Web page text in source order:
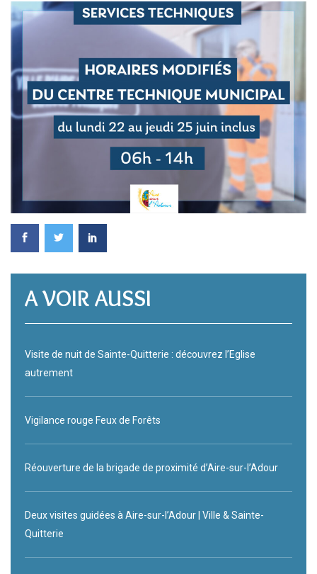
A VOIR AUSSI
Visite de nuit de Sainte-Quitterie : découvrez l’Eglise
autrement
Vigilance rouge Feux de Forêts
Réouverture de la brigade de proximité d’Aire-sur-l’Adour
Deux visites guidées à Aire-sur-l’Adour | Ville & Sainte-
Quitterie